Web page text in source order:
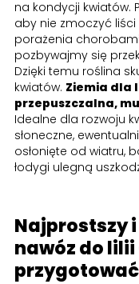
na kondycji kwiatów.
aby nie zmoczyć
porażenia
pozbywajmy się
Dzięki temu roślina
kwiatów. Ziemia dla
przepuszczalna,
Idealne dla rozwoju
słoneczne,
osłonięte od wiatru,
łodygi ulegną
Najprostszy
nawóz do lilii